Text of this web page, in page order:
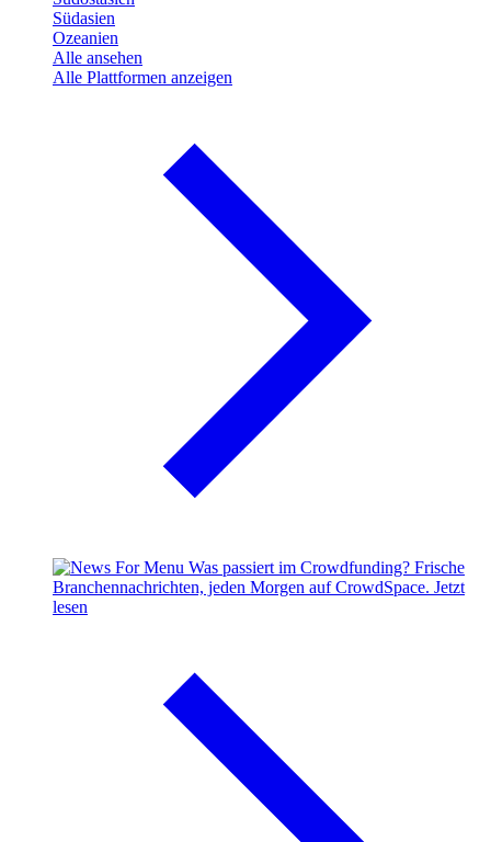
Südasien
Ozeanien
Alle ansehen
Alle Plattformen anzeigen
Was passiert im Crowdfunding? Frische
Branchennachrichten, jeden Morgen auf CrowdSpace. Jetzt
lesen